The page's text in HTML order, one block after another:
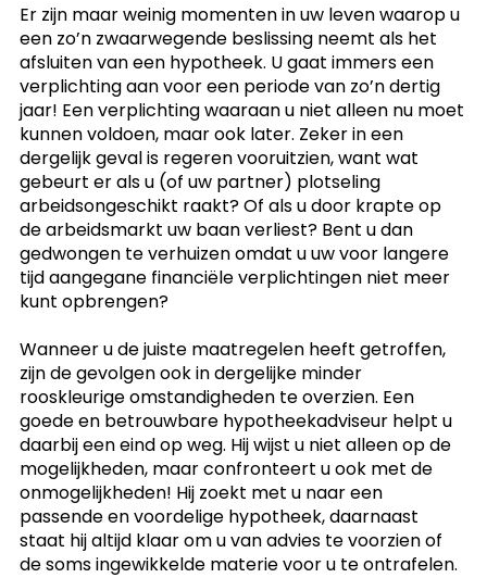
Er zijn maar weinig momenten in uw leven waarop u
een zo’n zwaarwegende beslissing neemt als het
afsluiten van een hypotheek. U gaat immers een
verplichting aan voor een periode van zo’n dertig
jaar! Een verplichting waaraan u niet alleen nu moet
kunnen voldoen, maar ook later. Zeker in een
dergelijk geval is regeren vooruitzien, want wat
gebeurt er als u (of uw partner) plotseling
arbeidsongeschikt raakt? Of als u door krapte op
de arbeidsmarkt uw baan verliest? Bent u dan
gedwongen te verhuizen omdat u uw voor langere
tijd aangegane financiële verplichtingen niet meer
kunt opbrengen?
Wanneer u de juiste maatregelen heeft getroffen,
zijn de gevolgen ook in dergelijke minder
rooskleurige omstandigheden te overzien. Een
goede en betrouwbare hypotheekadviseur helpt u
daarbij een eind op weg. Hij wijst u niet alleen op de
mogelijkheden, maar confronteert u ook met de
onmogelijkheden! Hij zoekt met u naar een
passende en voordelige hypotheek, daarnaast
staat hij altijd klaar om u van advies te voorzien of
de soms ingewikkelde materie voor u te ontrafelen.